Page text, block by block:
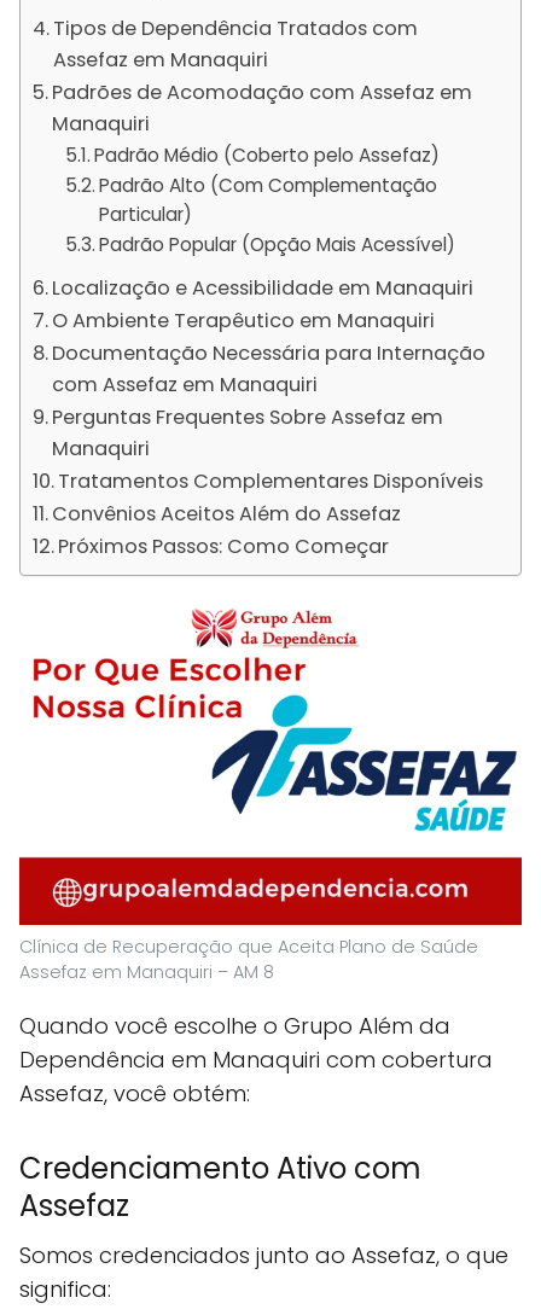
Tipos de Dependência Tratados com
Assefaz em Manaquiri
Padrões de Acomodação com Assefaz em
Manaquiri
Padrão Médio (Coberto pelo Assefaz)
Padrão Alto (Com Complementação
Particular)
Padrão Popular (Opção Mais Acessível)
Localização e Acessibilidade em Manaquiri
O Ambiente Terapêutico em Manaquiri
Documentação Necessária para Internação
com Assefaz em Manaquiri
Perguntas Frequentes Sobre Assefaz em
Manaquiri
Tratamentos Complementares Disponíveis
Convênios Aceitos Além do Assefaz
Próximos Passos: Como Começar
Clínica de Recuperação que Aceita Plano de Saúde
Assefaz em Manaquiri – AM 8
Quando você escolhe o Grupo Além da
Dependência em Manaquiri com cobertura
Assefaz, você obtém:
Credenciamento Ativo com
Assefaz
Somos credenciados junto ao Assefaz, o que
significa: